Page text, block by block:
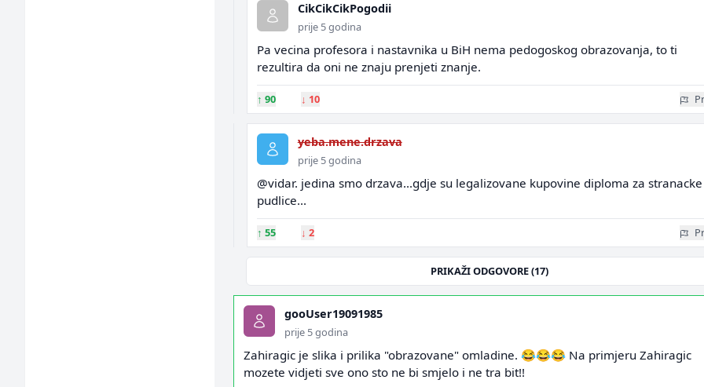
CikCikCikPogodii
prije 5 godina
Pa vecina profesora i nastavnika u BiH nema pedogoskog obrazovanja, to ti
rezultira da oni ne znaju prenjeti znanje.
↑ 90 ↓ 10
yeba.mene.drzava
prije 5 godina
@vidar. jedina smo drzava...gdje su legalizovane kupovine diploma za stranacke
pudlice...
↑ 55 ↓ 2
PRIKAŽI ODGOVORE (17)
gooUser19091985
prije 5 godina
Zahiragic je slika i prilika "obrazovane" omladine. 😂😂😂 Na primjeru Zahiragic
mozete vidjeti sve ono sto ne bi smjelo i ne tra bit!!